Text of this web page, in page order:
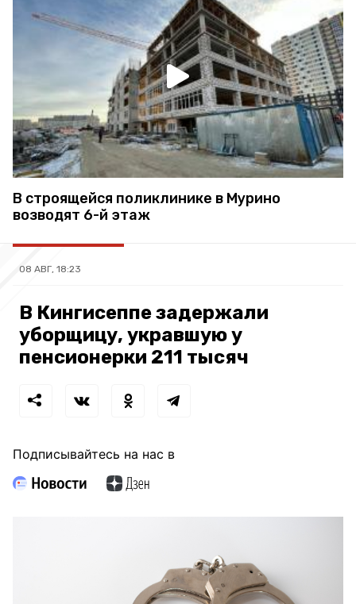
В строящейся поликлинике в Мурино
возводят 6-й этаж
08 АВГ, 18:23
В Кингисеппе задержали
уборщицу, укравшую у
пенсионерки 211 тысяч
Подписывайтесь на нас в